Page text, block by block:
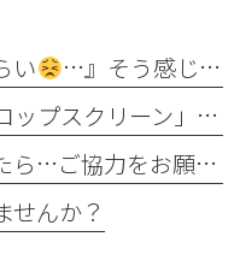
い
…』そう感じるのには理由があります
新しいアレルギー検査「ドロップスクリーン」を導入しました！
お薬の容器、もし残っていたら…ご協力をお願いします
せんか？